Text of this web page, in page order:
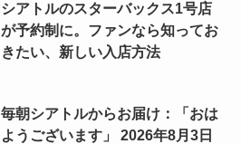
シアトルのスターバックス1号店
が予約制に。ファンなら知ってお
きたい、新しい入店方法
毎朝シアトルからお届け：「おは
ようございます」 2026年8月3日